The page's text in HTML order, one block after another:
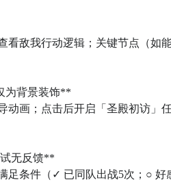
定抽卡捆绑套路，神话人物全有
敌我行动逻辑；关键节点（如
为背景装饰**
画；点击后开启「圣殿初访」
无反馈**
条件（✓ 已同队出战5次；○ 好